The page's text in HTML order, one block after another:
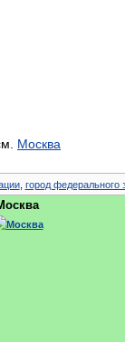
Москва
, город федерального